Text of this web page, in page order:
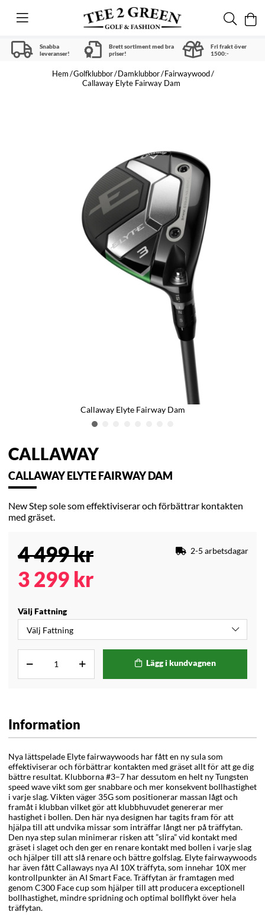
Snabba
leveranser!
Brett sortiment med bra
priser!
Fri frakt över
1500:-
Hem Golfklubbor Damklubbor Fairwaywood
Callaway Elyte Fairway Dam
Callaway Elyte Fairway Dam
CALLAWAY
CALLAWAY ELYTE FAIRWAY DAM
New Step sole som effektiviserar och förbättrar kontakten
med gräset.
4 499kr
3 299 kr
2-5 arbetsdagar
Välj Fattning
Lägg i kundvagnen
Information
Nya lättspelade Elyte fairwaywoods har fått en ny sula som
effektiviserar och förbättrar kontakten med gräset allt för att ge dig
bättre resultat. Klubborna #3–7 har dessutom en helt ny Tungsten
speed wave vikt som ger snabbare och mer konsekvent bollhastighet
i varje slag. Vikten väger 35G som positionerar massan lågt och
framåt i klubban vilket gör att klubbhuvudet genererar mer
hastighet i bollen. Den här nya designen har tagits fram för att
hjälpa till att undvika missar som inträffar långt ner på träffytan.
Den nya step sulan minimerar risken att ”slira” vid kontakt med
gräset i slaget och den ger en renare kontakt med bollen i varje slag
och hjälper till att slå renare och bättre golfslag. Elyte fairwaywoods
har även fått Callaways nya AI 10X träffyta, som innehar 10X mer
kontrollpunkter än AI Smart Face. Träffytan är framtagen med
genom C300 Face cup som hjälper till att producera exceptionell
bollhastighet, mindre spridning och optimal bollflykt över hela
träffytan.